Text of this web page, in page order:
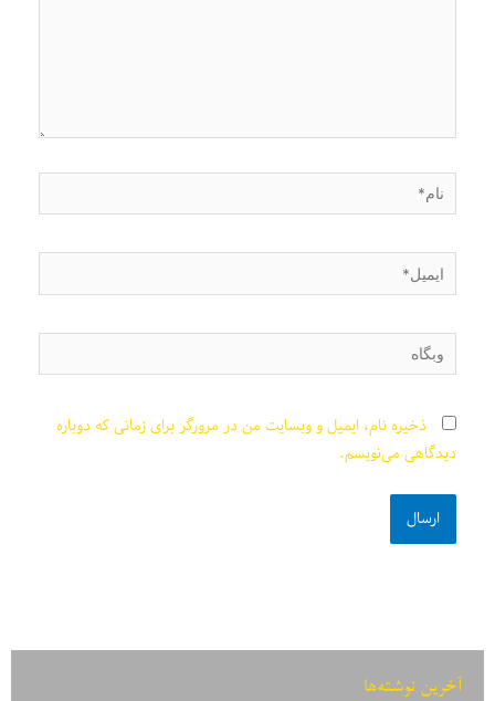
نام*
ایمیل*
وبگاه
ذخیره نام، ایمیل و وبسایت من در مرورگر برای زمانی که دوباره
دیدگاهی می‌نویسم.
آخرین نوشته‌ها